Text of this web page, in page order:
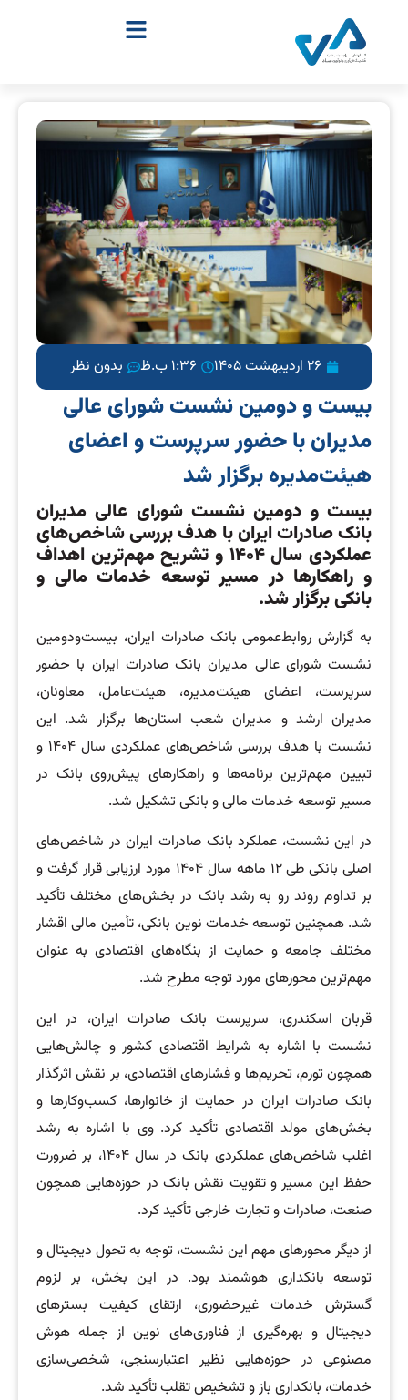
26 اردیبهشت 1405 1:36 ب.ظ بدون نظر
بیست و دومین نشست شورای عالی
مدیران با حضور سرپرست و اعضای
هیئت‌مدیره برگزار شد
​بیست و دومین نشست شورای عالی مدیران
بانک صادرات ایران با هدف بررسی شاخص‌های
عملکردی سال ۱۴۰۴ و تشریح مهم‌ترین اهداف
و راهکارها در مسیر توسعه خدمات مالی و
بانکی برگزار شد.
به گزارش روابط‌عمومی بانک صادرات ایران، بیست‌ودومین
نشست شورای عالی مدیران بانک صادرات ایران با حضور
سرپرست، اعضای هیئت‌مدیره، هیئت‌عامل، معاونان،
مدیران ارشد و مدیران شعب استان‌ها برگزار شد. این
نشست با هدف بررسی شاخص‌های عملکردی سال ۱۴۰۴ و
تبیین مهم‌ترین برنامه‌ها و راهکارهای پیش‌روی بانک در
مسیر توسعه خدمات مالی و بانکی تشکیل شد.
در این نشست، عملکرد بانک صادرات ایران در شاخص‌های
اصلی بانکی طی ۱۲ ماهه سال ۱۴۰۴ مورد ارزیابی قرار گرفت و
بر تداوم روند رو به رشد بانک در بخش‌های مختلف تأکید
شد. همچنین توسعه خدمات نوین بانکی، تأمین مالی اقشار
مختلف جامعه و حمایت از بنگاه‌های اقتصادی به عنوان
مهم‌ترین محورهای مورد توجه مطرح شد.
قربان اسکندری، سرپرست بانک صادرات ایران، در این
نشست با اشاره به شرایط اقتصادی کشور و چالش‌هایی
همچون تورم، تحریم‌ها و فشارهای اقتصادی، بر نقش اثرگذار
بانک صادرات ایران در حمایت از خانوارها، کسب‌وکارها و
بخش‌های مولد اقتصادی تأکید کرد. وی با اشاره به رشد
اغلب شاخص‌های عملکردی بانک در سال ۱۴۰۴، بر ضرورت
حفظ این مسیر و تقویت نقش بانک در حوزه‌هایی همچون
صنعت، صادرات و تجارت خارجی تأکید کرد.
از دیگر محورهای مهم این نشست، توجه به تحول دیجیتال و
توسعه بانکداری هوشمند بود. در این بخش، بر لزوم
گسترش خدمات غیرحضوری، ارتقای کیفیت بسترهای
دیجیتال و بهره‌گیری از فناوری‌های نوین از جمله هوش
مصنوعی در حوزه‌هایی نظیر اعتبارسنجی، شخصی‌سازی
خدمات، بانکداری باز و تشخیص تقلب تأکید شد.